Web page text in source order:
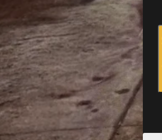
med
skure og
på forskellige
at få en
korrekt fra
vores lokale
dig med en